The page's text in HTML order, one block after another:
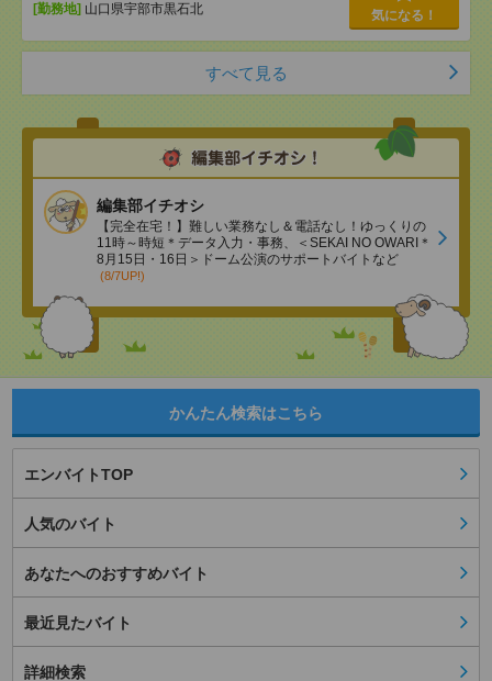
[勤務地] 山口県宇部市黒石北 気になる！
すべて見る
編集部イチオシ
【完全在宅！】難しい業務なし＆電話なし！ゆっくりの
11時～時短＊データ入力・事務、＜SEKAI NO OWARI＊
8月15日・16日＞ドーム公演のサポートバイトなど
(8/7UP!)
かんたん検索はこちら
エンバイトTOP
人気のバイト
あなたへのおすすめバイト
最近見たバイト
詳細検索